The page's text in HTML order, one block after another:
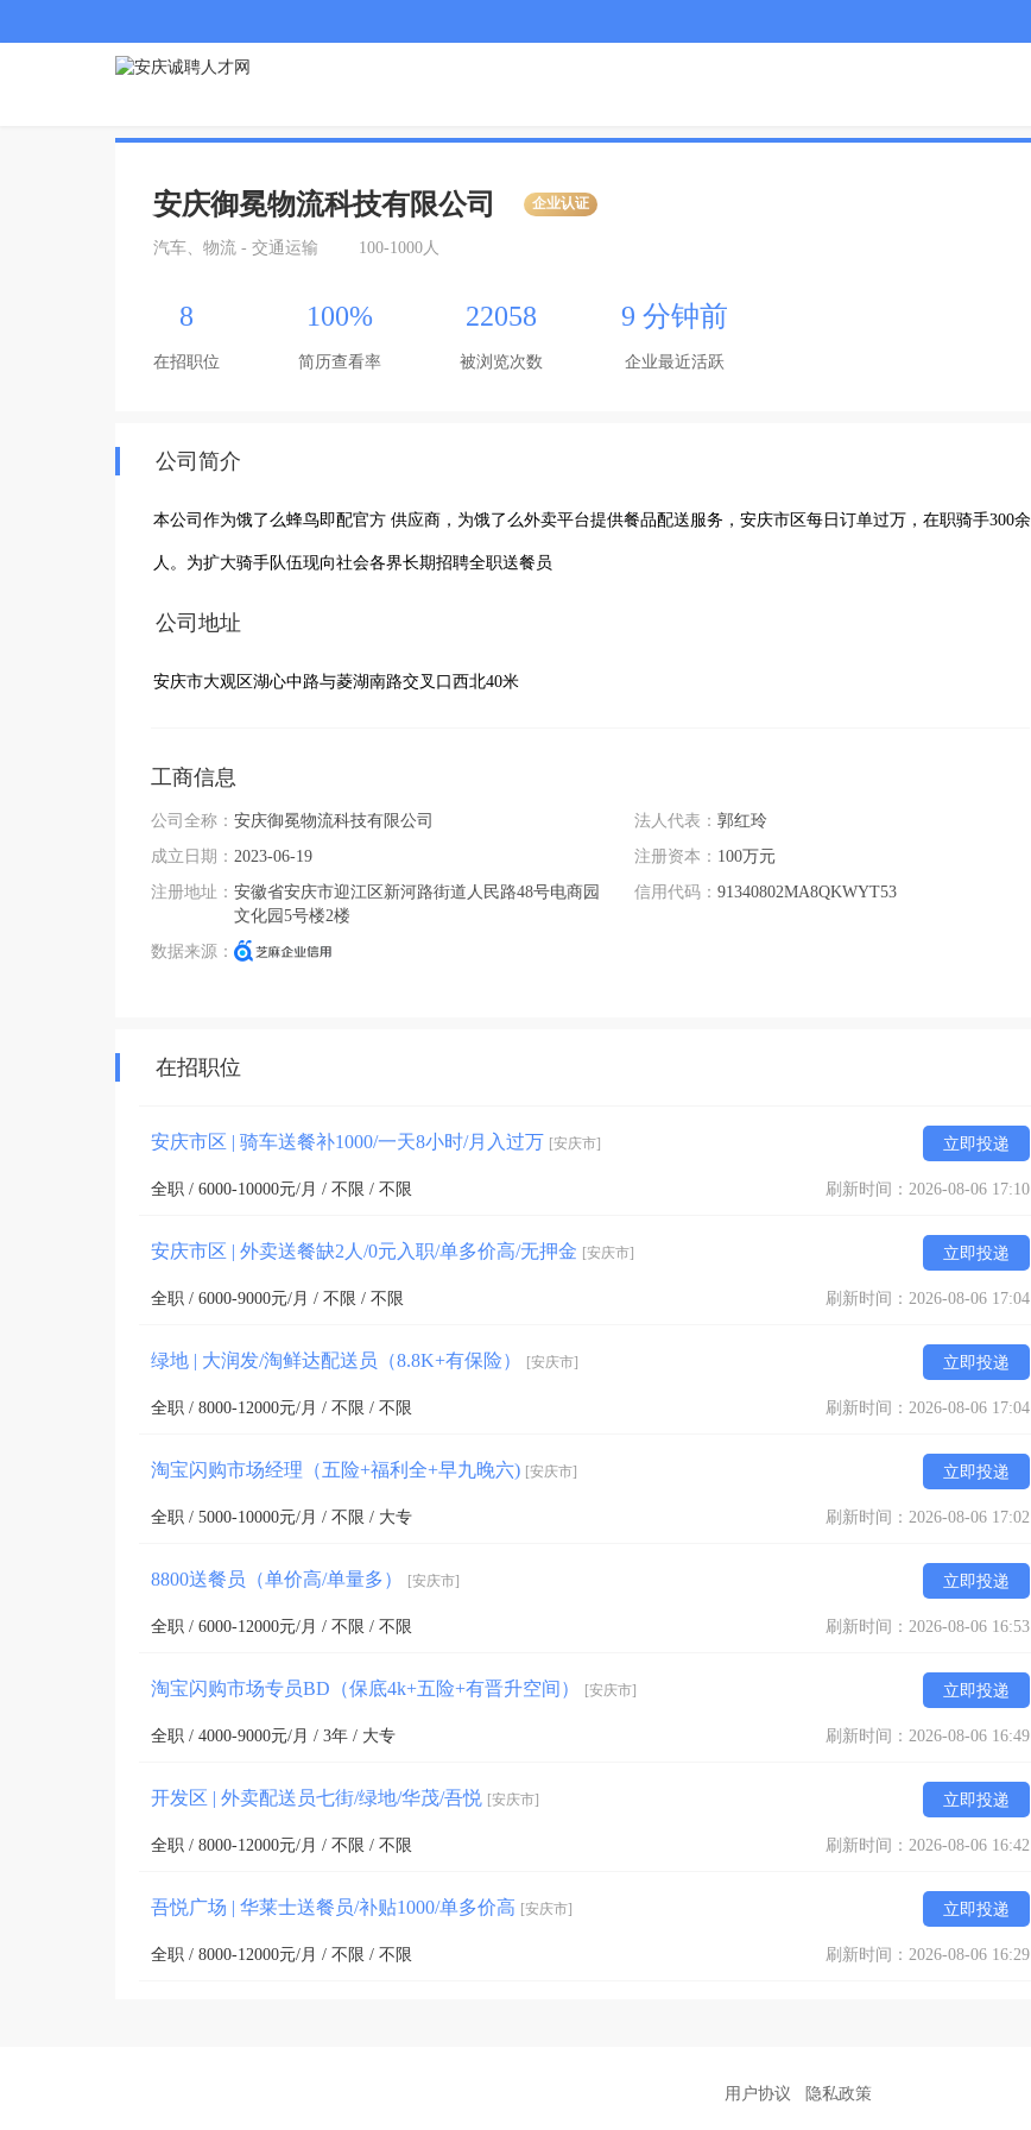
安庆御冕物流科技有限公司 企业认证
汽车、物流 - 交通运输 100-1000人
8
在招职位
100%
简历查看率
22058
被浏览次数
9 分钟前
企业最近活跃
公司简介
本公司作为饿了么蜂鸟即配官方 供应商，为饿了么外卖平台提供餐品配送服务，安庆市区每日订单过万，在职骑手300余
人。为扩大骑手队伍现向社会各界长期招聘全职送餐员
公司地址
安庆市大观区湖心中路与菱湖南路交叉口西北40米
工商信息
公司全称： 安庆御冕物流科技有限公司
成立日期： 2023-06-19
注册地址： 安徽省安庆市迎江区新河路街道人民路48号电商园
文化园5号楼2楼
数据来源：
法人代表： 郭红玲
注册资本： 100万元
信用代码： 91340802MA8QKWYT53
在招职位
安庆市区 | 骑车送餐补1000/一天8小时/月入过万 [安庆市] 立即投递
全职 / 6000-10000元/月 / 不限 / 不限 刷新时间：2026-08-06 17:10
安庆市区 | 外卖送餐缺2人/0元入职/单多价高/无押金 [安庆市] 立即投递
全职 / 6000-9000元/月 / 不限 / 不限 刷新时间：2026-08-06 17:04
绿地 | 大润发/淘鲜达配送员（8.8K+有保险） [安庆市] 立即投递
全职 / 8000-12000元/月 / 不限 / 不限 刷新时间：2026-08-06 17:04
淘宝闪购市场经理（五险+福利全+早九晚六) [安庆市] 立即投递
全职 / 5000-10000元/月 / 不限 / 大专 刷新时间：2026-08-06 17:02
8800送餐员（单价高/单量多） [安庆市] 立即投递
全职 / 6000-12000元/月 / 不限 / 不限 刷新时间：2026-08-06 16:53
淘宝闪购市场专员BD（保底4k+五险+有晋升空间） [安庆市] 立即投递
全职 / 4000-9000元/月 / 3年 / 大专 刷新时间：2026-08-06 16:49
开发区 | 外卖配送员七街/绿地/华茂/吾悦 [安庆市] 立即投递
全职 / 8000-12000元/月 / 不限 / 不限 刷新时间：2026-08-06 16:42
吾悦广场 | 华莱士送餐员/补贴1000/单多价高 [安庆市] 立即投递
全职 / 8000-12000元/月 / 不限 / 不限 刷新时间：2026-08-06 16:29
用户协议 隐私政策